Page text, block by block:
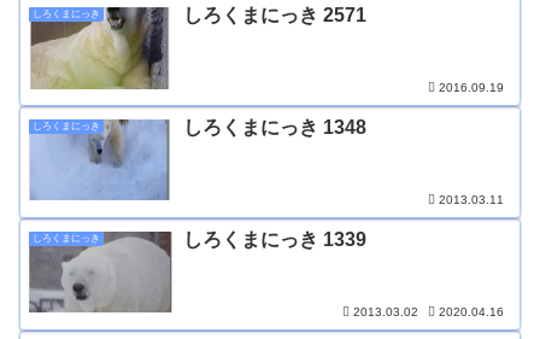
しろくまにっき しろくまにっき 2571
2016.09.19
しろくまにっき しろくまにっき 1348
2013.03.11
しろくまにっき しろくまにっき 1339
2013.03.02 2020.04.16